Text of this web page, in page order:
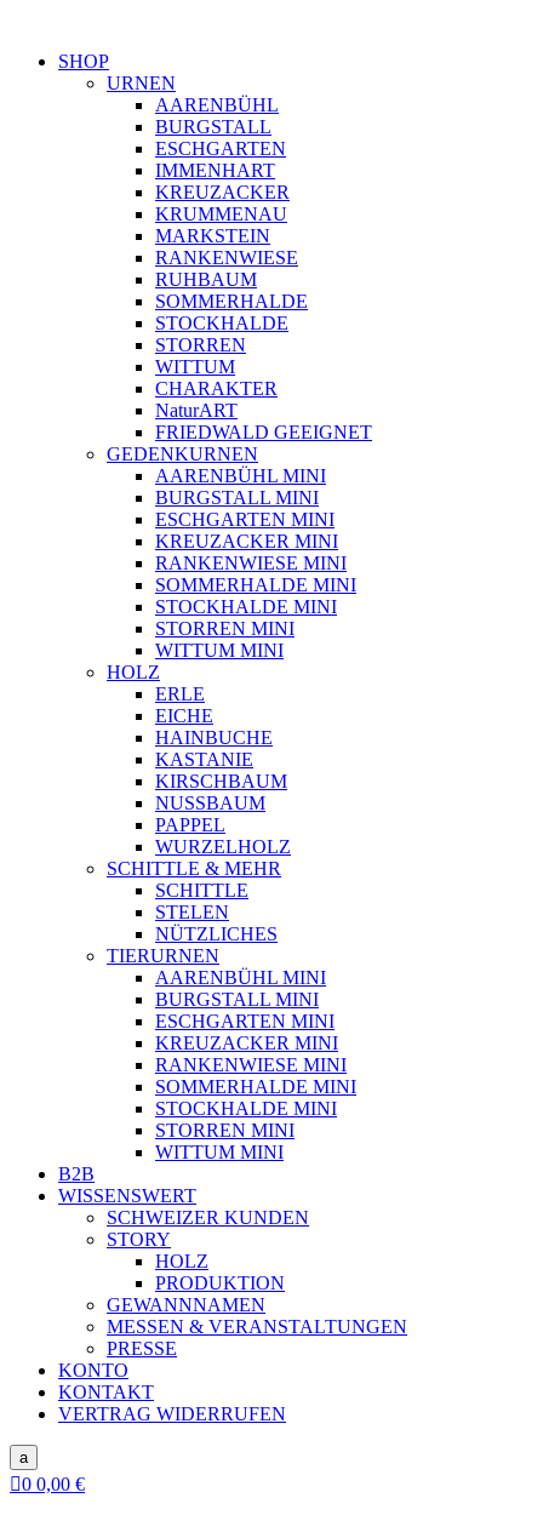
SHOP
URNEN
AARENBÜHL
BURGSTALL
ESCHGARTEN
IMMENHART
KREUZACKER
KRUMMENAU
MARKSTEIN
RANKENWIESE
RUHBAUM
SOMMERHALDE
STOCKHALDE
STORREN
WITTUM
CHARAKTER
NaturART
FRIEDWALD GEEIGNET
GEDENKURNEN
AARENBÜHL MINI
BURGSTALL MINI
ESCHGARTEN MINI
KREUZACKER MINI
RANKENWIESE MINI
SOMMERHALDE MINI
STOCKHALDE MINI
STORREN MINI
WITTUM MINI
HOLZ
ERLE
EICHE
HAINBUCHE
KASTANIE
KIRSCHBAUM
NUSSBAUM
PAPPEL
WURZELHOLZ
SCHITTLE & MEHR
SCHITTLE
STELEN
NÜTZLICHES
TIERURNEN
AARENBÜHL MINI
BURGSTALL MINI
ESCHGARTEN MINI
KREUZACKER MINI
RANKENWIESE MINI
SOMMERHALDE MINI
STOCKHALDE MINI
STORREN MINI
WITTUM MINI
B2B
WISSENSWERT
SCHWEIZER KUNDEN
STORY
HOLZ
PRODUKTION
GEWANNNAMEN
MESSEN & VERANSTALTUNGEN
PRESSE
KONTO
KONTAKT
VERTRAG WIDERRUFEN
a
0 0,00 €